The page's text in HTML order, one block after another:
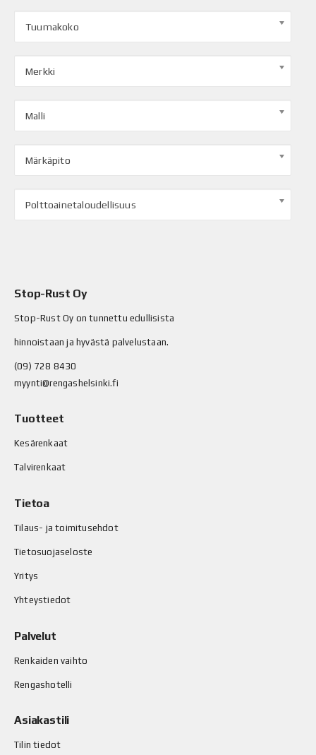
Tuumakoko
Merkki
Malli
Märkäpito
Polttoainetaloudellisuus
Stop-Rust Oy
Stop-Rust Oy on tunnettu edullisista
hinnoistaan ja hyvästä palvelustaan.
(09) 728 8430
myynti@rengashelsinki.fi
Tuotteet
Kesärenkaat
Talvirenkaat
Tietoa
Tilaus- ja toimitusehdot
Tietosuojaseloste
Yritys
Yhteystiedot
Palvelut
Renkaiden vaihto
Rengashotelli
Asiakastili
Tilin tiedot